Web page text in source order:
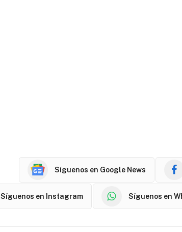
Síguenos en Google News
Síguenos en Instagram Síguenos en